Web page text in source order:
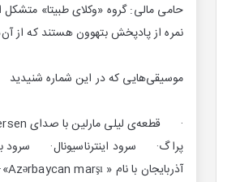
حامی مالی: گروه «وکلای طبیتا»
نمره از پادپخش بتهوون هستند که از
موسیقی‌هایی که در این شماره شنیدید
پراگ· سرود اینترناسیونال·